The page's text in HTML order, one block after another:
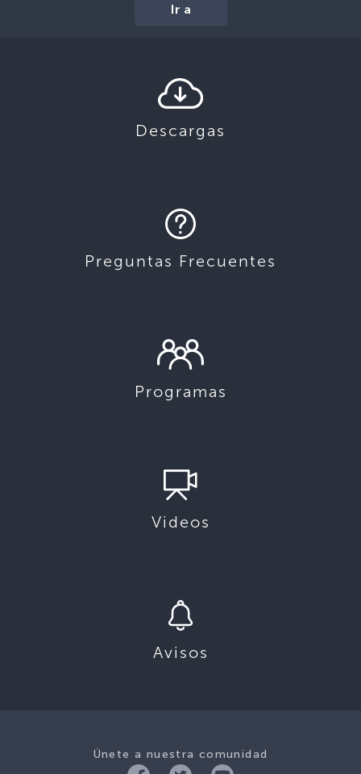
Ir a
Descargas
Preguntas Frecuentes
Programas
Videos
Avisos
Únete a nuestra comunidad